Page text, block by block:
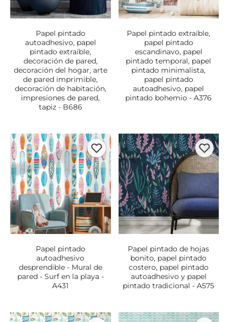
Papel pintado
autoadhesivo, papel
pintado extraíble,
decoración de pared,
decoración del hogar, arte
de pared imprimible,
decoración de habitación,
impresiones de pared,
tapiz - B686
Papel pintado extraíble,
papel pintado
escandinavo, papel
pintado temporal, papel
pintado minimalista,
papel pintado
autoadhesivo, papel
pintado bohemio - A376
Papel pintado
autoadhesivo
desprendible - Mural de
pared - Surf en la playa -
A431
Papel pintado de hojas
bonito, papel pintado
costero, papel pintado
autoadhesivo y papel
pintado tradicional - A575